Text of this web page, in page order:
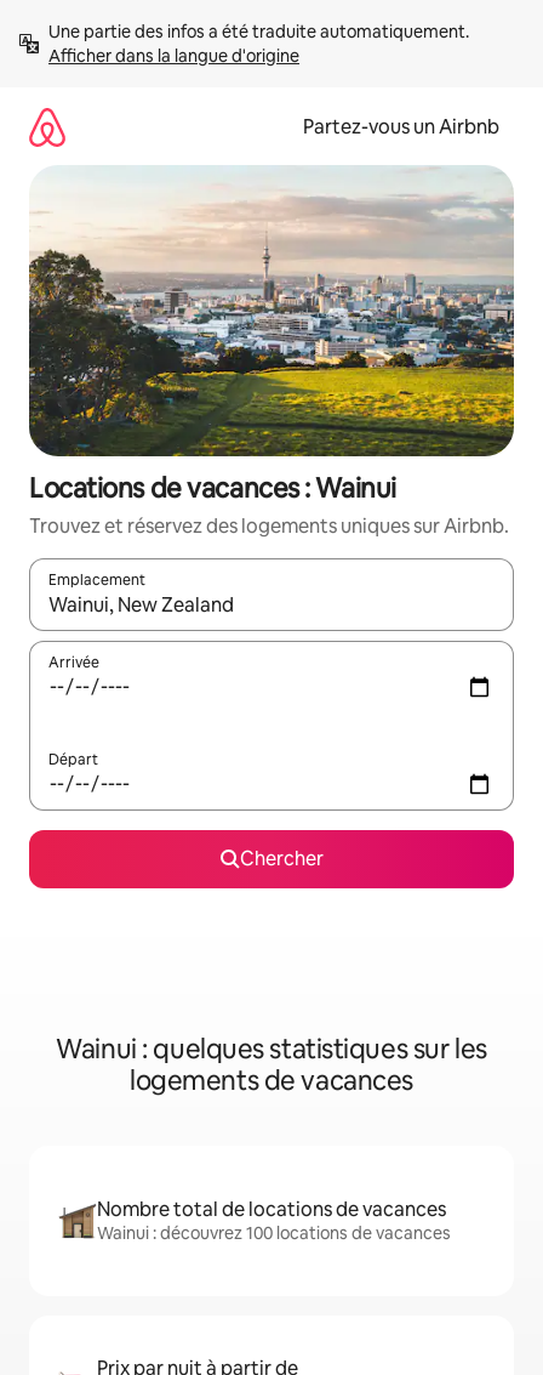
directement
Afficher dans la langue d'origine
Partez-vous un Airbnb
Locations de vacances : Wainui
Trouvez et réservez des logements uniques sur Airbnb.
Emplacement
Quand les résultats sont affichés, parcourez-les en utilisant
Arrivée
Départ
Chercher
Wainui : quelques statistiques sur les
logements de vacances
Nombre total de locations de vacances
Wainui : découvrez 100 locations de vacances
Prix par nuit à partir de